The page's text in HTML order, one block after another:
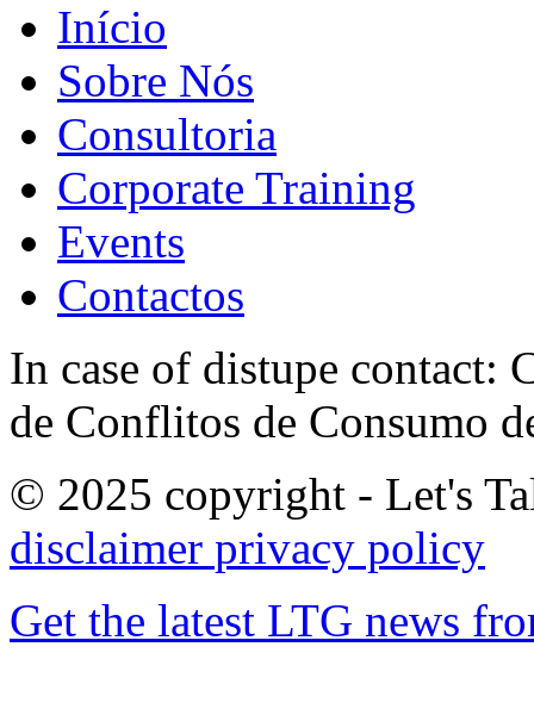
Início
Sobre Nós
Consultoria
Corporate Training
Events
Contactos
In case of distupe contact:
de Conflitos de Consumo
© 2025 copyright - Let's
disclaimer privacy policy
Get the latest LTG news